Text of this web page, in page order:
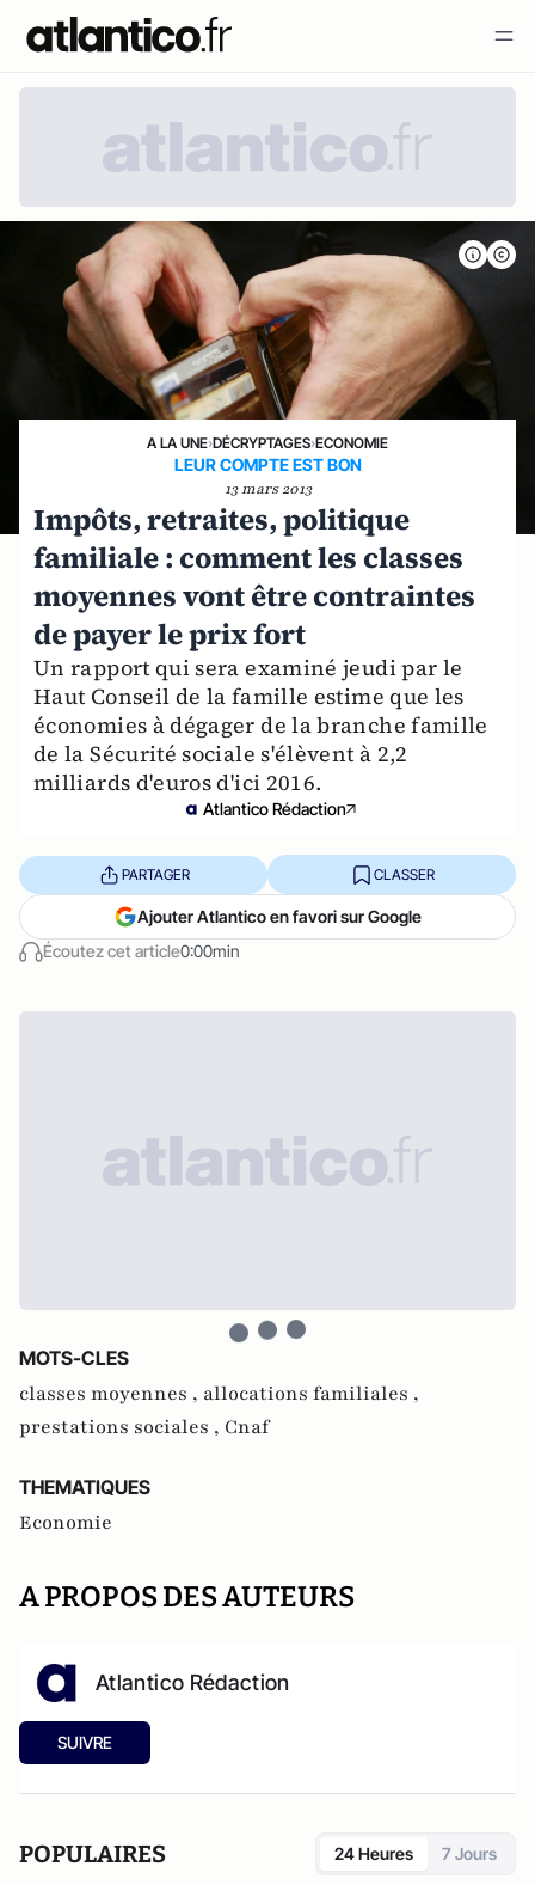
A LA UNE›DÉCRYPTAGES›ECONOMIE
LEUR COMPTE EST BON
13 mars 2013
Impôts, retraites, politique
familiale : comment les classes
moyennes vont être contraintes
de payer le prix fort
Un rapport qui sera examiné jeudi par le
Haut Conseil de la famille estime que les
économies à dégager de la branche famille
de la Sécurité sociale s'élèvent à 2,2
milliards d'euros d'ici 2016.
Atlantico Rédaction
Écoutez cet article0:00min
PARTAGER CLASSER
Ajouter Atlantico en favori sur Google
MOTS-CLES
classes moyennes , allocations familiales ,
prestations sociales , Cnaf
THEMATIQUES
Economie
A PROPOS DES AUTEURS
Atlantico Rédaction
SUIVRE
POPULAIRES 24 Heures 7 Jours